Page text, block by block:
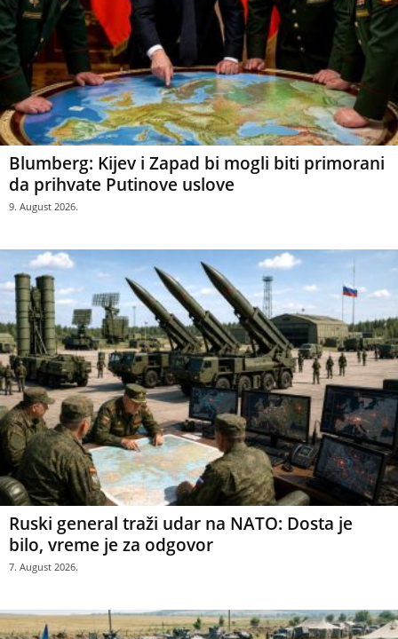
Blumberg: Kijev i Zapad bi mogli biti primorani
da prihvate Putinove uslove
9. August 2026.
Ruski general traži udar na NATO: Dosta je
bilo, vreme je za odgovor
7. August 2026.